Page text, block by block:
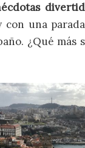
con una
¿Qué más